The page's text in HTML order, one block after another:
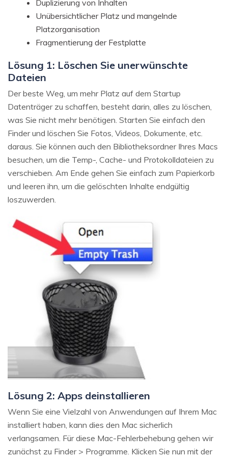
Duplizierung von Inhalten
Unübersichtlicher Platz und mangelnde
Platzorganisation
Fragmentierung der Festplatte
Lösung 1: Löschen Sie unerwünschte
Dateien
Der beste Weg, um mehr Platz auf dem Startup
Datenträger zu schaffen, besteht darin, alles zu löschen,
was Sie nicht mehr benötigen. Starten Sie einfach den
Finder und löschen Sie Fotos, Videos, Dokumente, etc.
daraus. Sie können auch den Bibliotheksordner Ihres Macs
besuchen, um die Temp-, Cache- und Protokolldateien zu
verschieben. Am Ende gehen Sie einfach zum Papierkorb
und leeren ihn, um die gelöschten Inhalte endgültig
loszuwerden.
Lösung 2: Apps deinstallieren
Wenn Sie eine Vielzahl von Anwendungen auf Ihrem Mac
installiert haben, kann dies den Mac sicherlich
verlangsamen. Für diese Mac-Fehlerbehebung gehen wir
zunächst zu Finder > Programme. Klicken Sie nun mit der